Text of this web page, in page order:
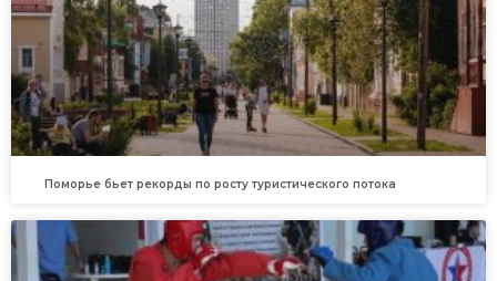
Поморье бьет рекорды по росту туристического потока